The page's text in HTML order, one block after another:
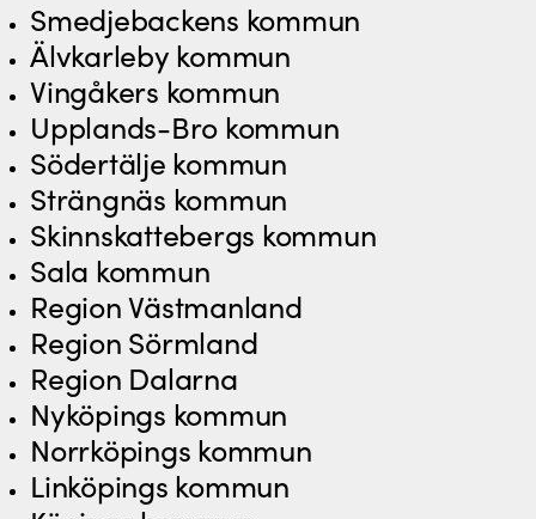
Smedjebackens kommun
Älvkarleby kommun
Vingåkers kommun
Upplands-Bro kommun
Södertälje kommun
Strängnäs kommun
Skinnskattebergs kommun
Sala kommun
Region Västmanland
Region Sörmland
Region Dalarna
Nyköpings kommun
Norrköpings kommun
Linköpings kommun